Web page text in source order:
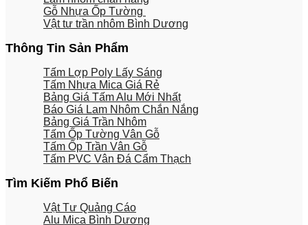
Gỗ Nhựa Ốp Tường
Vật tư trần nhôm Bình Dương
Thông Tin Sản Phẩm
Tấm Lợp Poly Lấy Sáng
Tấm Nhựa Mica Giá Rẻ
Bảng Giá Tấm Alu Mới Nhất
Báo Giá Lam Nhôm Chắn Nắng
Bảng Giá Trần Nhôm
Tấm Ốp Tường Vân Gỗ
Tấm Ốp Trần Vân Gỗ
Tấm PVC Vân Đá Cẩm Thạch
Tìm Kiếm Phổ Biến
Vật Tư Quảng Cáo
Alu Mica Bình Dương